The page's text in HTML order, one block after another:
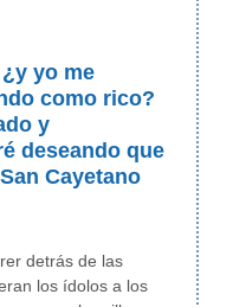
yo me
como rico?
y
deseando que
Cayetano
detrás de las
los ídolos a los